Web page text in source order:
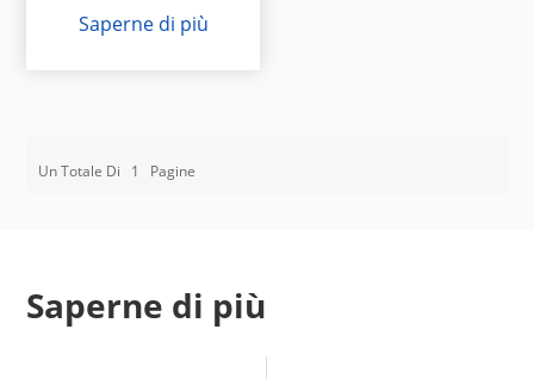
Saperne di più
Un Totale Di 1 Pagine
Saperne di più